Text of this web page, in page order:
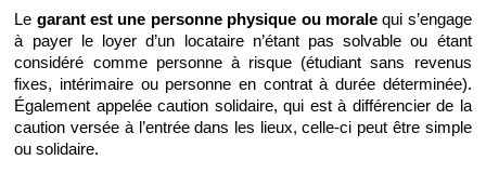
Le garant est une personne physique ou morale qui s’engage
à payer le loyer d’un locataire n’étant pas solvable ou étant
considéré comme personne à risque (étudiant sans revenus
fixes, intérimaire ou personne en contrat à durée déterminée).
Également appelée caution solidaire, qui est à différencier de la
caution versée à l’entrée dans les lieux, celle-ci peut être simple
ou solidaire.